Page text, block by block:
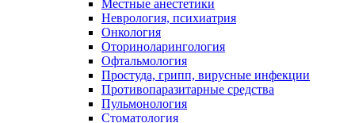
Местные анестетики
Неврология, психиатрия
Онкология
Оториноларингология
Офтальмология
Простуда, грипп, вирусные инфекции
Противопаразитарные средства
Пульмонология
Стоматология